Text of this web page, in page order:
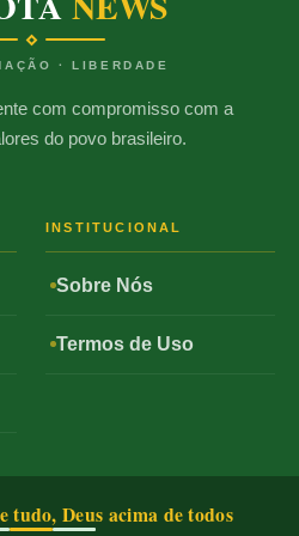
· LIBERDADE
com compromisso com a
do povo brasileiro.
INSTITUCIONAL
Sobre Nós
Termos de Uso
Deus acima de todos